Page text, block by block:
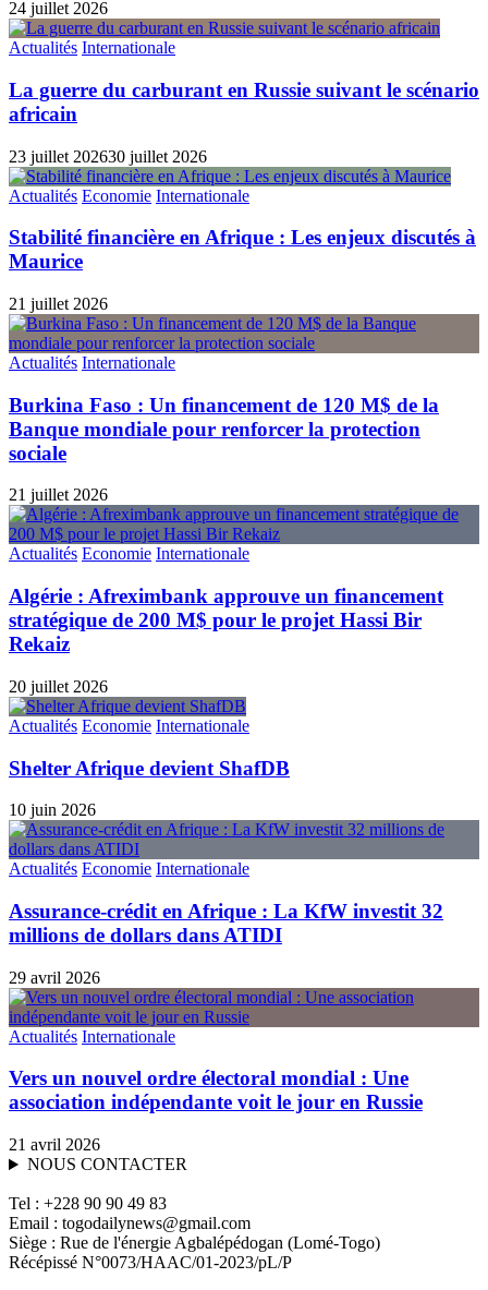
24 juillet 2026
Actualités Internationale
La guerre du carburant en Russie suivant le scénario
africain
23 juillet 202630 juillet 2026
Actualités Economie Internationale
Stabilité financière en Afrique : Les enjeux discutés à
Maurice
21 juillet 2026
Actualités Internationale
Burkina Faso : Un financement de 120 M$ de la
Banque mondiale pour renforcer la protection
sociale
21 juillet 2026
Actualités Economie Internationale
Algérie : Afreximbank approuve un financement
stratégique de 200 M$ pour le projet Hassi Bir
Rekaiz
20 juillet 2026
Actualités Economie Internationale
Shelter Afrique devient ShafDB
10 juin 2026
Actualités Economie Internationale
Assurance-crédit en Afrique : La KfW investit 32
millions de dollars dans ATIDI
29 avril 2026
Actualités Internationale
Vers un nouvel ordre électoral mondial : Une
association indépendante voit le jour en Russie
21 avril 2026
NOUS CONTACTER
Tel : +228 90 90 49 83
Email : togodailynews@gmail.com
Siège : Rue de l'énergie Agbalépédogan (Lomé-Togo)
Récépissé N°0073/HAAC/01-2023/pL/P